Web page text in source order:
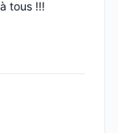
tous !!!